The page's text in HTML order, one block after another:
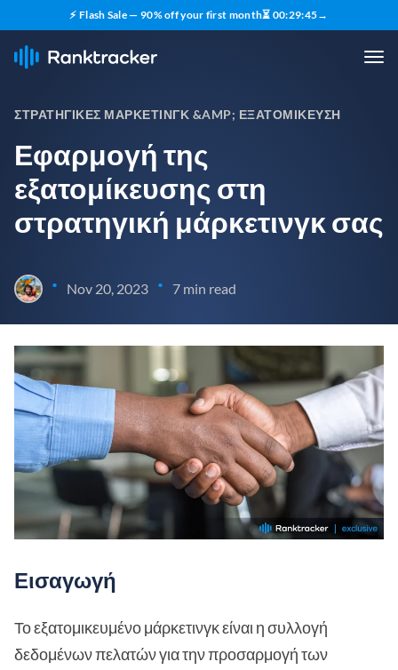
⚡ Flash Sale — 90% off your first month⏳ 00:29:44→
ΣΤΡΑΤΗΓΙΚΈΣ ΜΆΡΚΕΤΙΝΓΚ &AMP; ΕΞΑΤΟΜΊΚΕΥΣΗ
Εφαρμογή της
εξατομίκευσης στη
στρατηγική μάρκετινγκ σας
• Nov 20, 2023 • 7 min read
Εισαγωγή
Το εξατομικευμένο μάρκετινγκ είναι η συλλογή
δεδομένων πελατών για την προσαρμογή των